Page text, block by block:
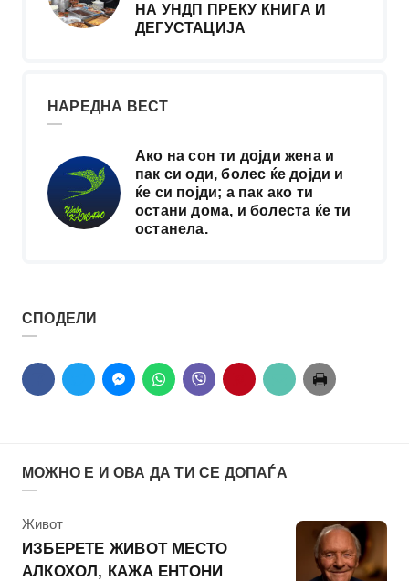
НА УНДП ПРЕКУ КНИГА И
ДЕГУСТАЦИЈА
НАРЕДНА ВЕСТ
Ако на сон ти дојди жена и
пак си оди, болес ќе дојди и
ќе си појди; а пак ако ти
остани дома, и болеста ќе ти
останела.
СПОДЕЛИ
МОЖНО Е И ОВА ДА ТИ СЕ ДОПАЃА
КАтегорија
Живот
ИЗБЕРЕТЕ ЖИВОТ МЕСТО
АЛКОХОЛ, КАЖА ЕНТОНИ